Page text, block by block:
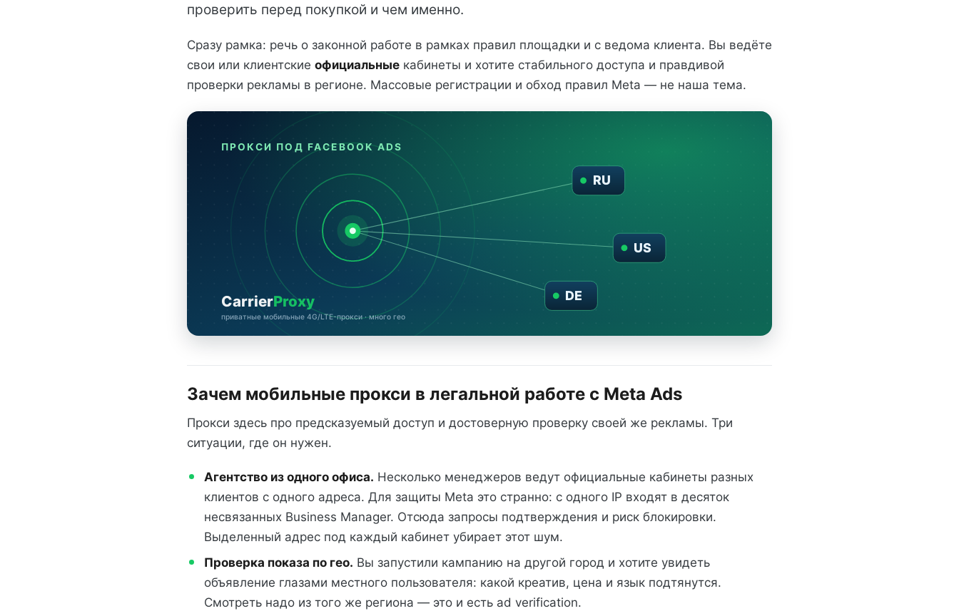
проверить перед покупкой и чем именно.
Сразу рамка: речь о законной работе в рамках правил площадки и с ведома клиента. Вы ведёте
свои или клиентские официальные кабинеты и хотите стабильного доступа и правдивой
проверки рекламы в регионе. Массовые регистрации и обход правил Meta — не наша тема.
RU
US
DE
ПРОКСИ ПОД FACEBOOK ADS
CarrierProxy
приватные мобильные 4G/LTE-прокси · много гео
Зачем мобильные прокси в легальной работе с Meta Ads
Прокси здесь про предсказуемый доступ и достоверную проверку своей же рекламы. Три
ситуации, где он нужен.
Агентство из одного офиса. Несколько менеджеров ведут официальные кабинеты разных
клиентов с одного адреса. Для защиты Meta это странно: с одного IP входят в десяток
несвязанных Business Manager. Отсюда запросы подтверждения и риск блокировки.
Выделенный адрес под каждый кабинет убирает этот шум.
Проверка показа по гео. Вы запустили кампанию на другой город и хотите увидеть
объявление глазами местного пользователя: какой креатив, цена и язык подтянутся.
Смотреть надо из того же региона — это и есть ad verification.